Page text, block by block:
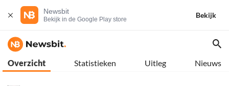
Newsbit
Bekijk in de Google Play store
Bekijk
Overzicht Statistieken Uitleg Nieuws